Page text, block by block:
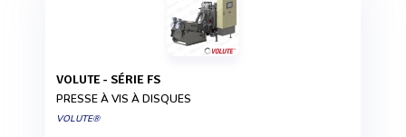
VOLUTE - SÉRIE FS
PRESSE À VIS À DISQUES
VOLUTE®